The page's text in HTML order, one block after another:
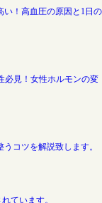
！高血圧の原因と1日の
必見！女性ホルモンの変
コツを解説致します。
ています。